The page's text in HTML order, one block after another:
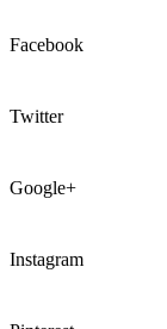
Facebook
Twitter
Google+
Instagram